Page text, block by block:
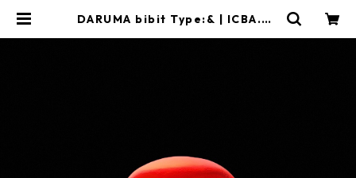
DARUMA bibit Type:& | ICBA.SH